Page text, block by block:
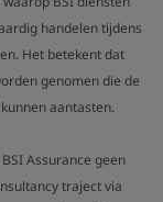
handelen tijdens
Het betekent dat
genomen die de
aantasten.
Assurance geen
traject via